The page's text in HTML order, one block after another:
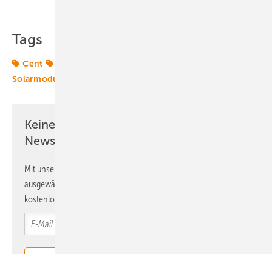
Tags
Cent
Solarmodule
Keine Zeit? Kein Problem mit dem ERE
Newsletter!
Mit unserem Newsletter erhalten Sie regelmäßig von uns
ausgewählte Informationen und Neuigkeiten, gebündelt und
kostenlos direkt ins Postfach.